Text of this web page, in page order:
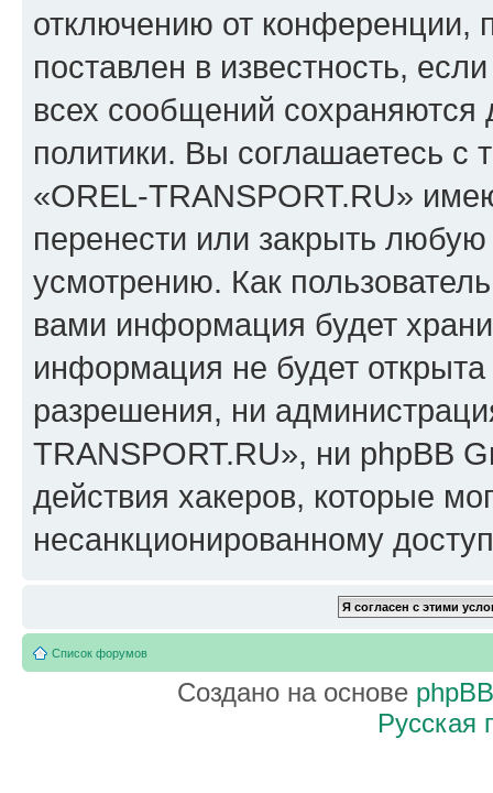
отключению от конференции,
поставлен в известность,
всех сообщений сохраняются
политики. Вы соглашаетесь
«OREL-TRANSPORT.RU»
перенести или закрыть
усмотрению. Как
вами информация будет
информация не будет
разрешения, ни
TRANSPORT.RU», ни phpBB
действия хакеров, которые
несанкционированному
Список форумов
Создано на основе phpBB
Русская